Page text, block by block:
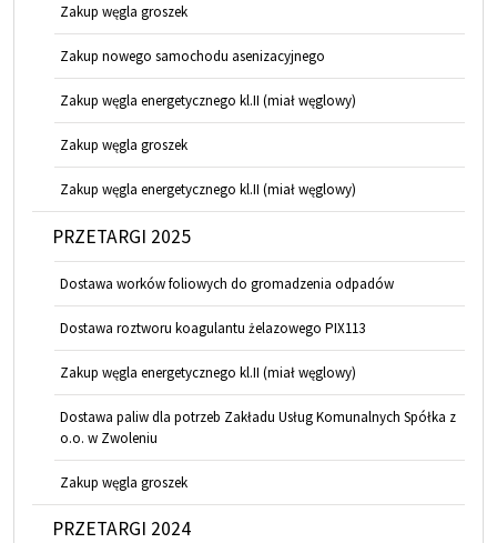
Zakup węgla groszek
Zakup nowego samochodu asenizacyjnego
Zakup węgla energetycznego kl.II (miał węglowy)
Zakup węgla groszek
Zakup węgla energetycznego kl.II (miał węglowy)
PRZETARGI 2025
Dostawa worków foliowych do gromadzenia odpadów
Dostawa roztworu koagulantu żelazowego PIX113
Zakup węgla energetycznego kl.II (miał węglowy)
Dostawa paliw dla potrzeb Zakładu Usług Komunalnych Spółka z
o.o. w Zwoleniu
Zakup węgla groszek
PRZETARGI 2024